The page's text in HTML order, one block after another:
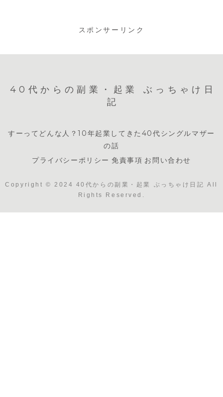
スポンサーリンク
40代からの副業・起業 ぶっちゃけ日
記
すーってどんな人？10年起業してきた40代シングルマザー
の話
プライバシーポリシー 免責事項 お問い合わせ
Copyright © 2024 40代からの副業・起業 ぶっちゃけ日記 All
Rights Reserved.